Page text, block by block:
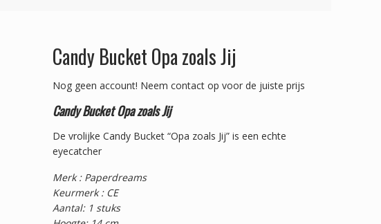
Candy Bucket Opa zoals Jij
Nog geen account! Neem contact op voor de juiste prijs
Candy Bucket Opa zoals Jij
De vrolijke Candy Bucket “Opa zoals Jij” is een echte
eyecatcher
Merk : Paperdreams
Keurmerk : CE
Aantal: 1 stuks